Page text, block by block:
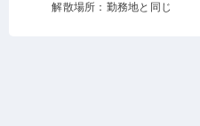
解散場所：勤務地と同じ